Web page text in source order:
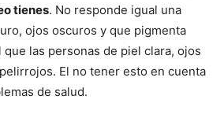
tienes. No responde igual una
ojos oscuros y que pigmenta
las personas de piel clara, ojos
El no tener esto en cuenta
de salud.